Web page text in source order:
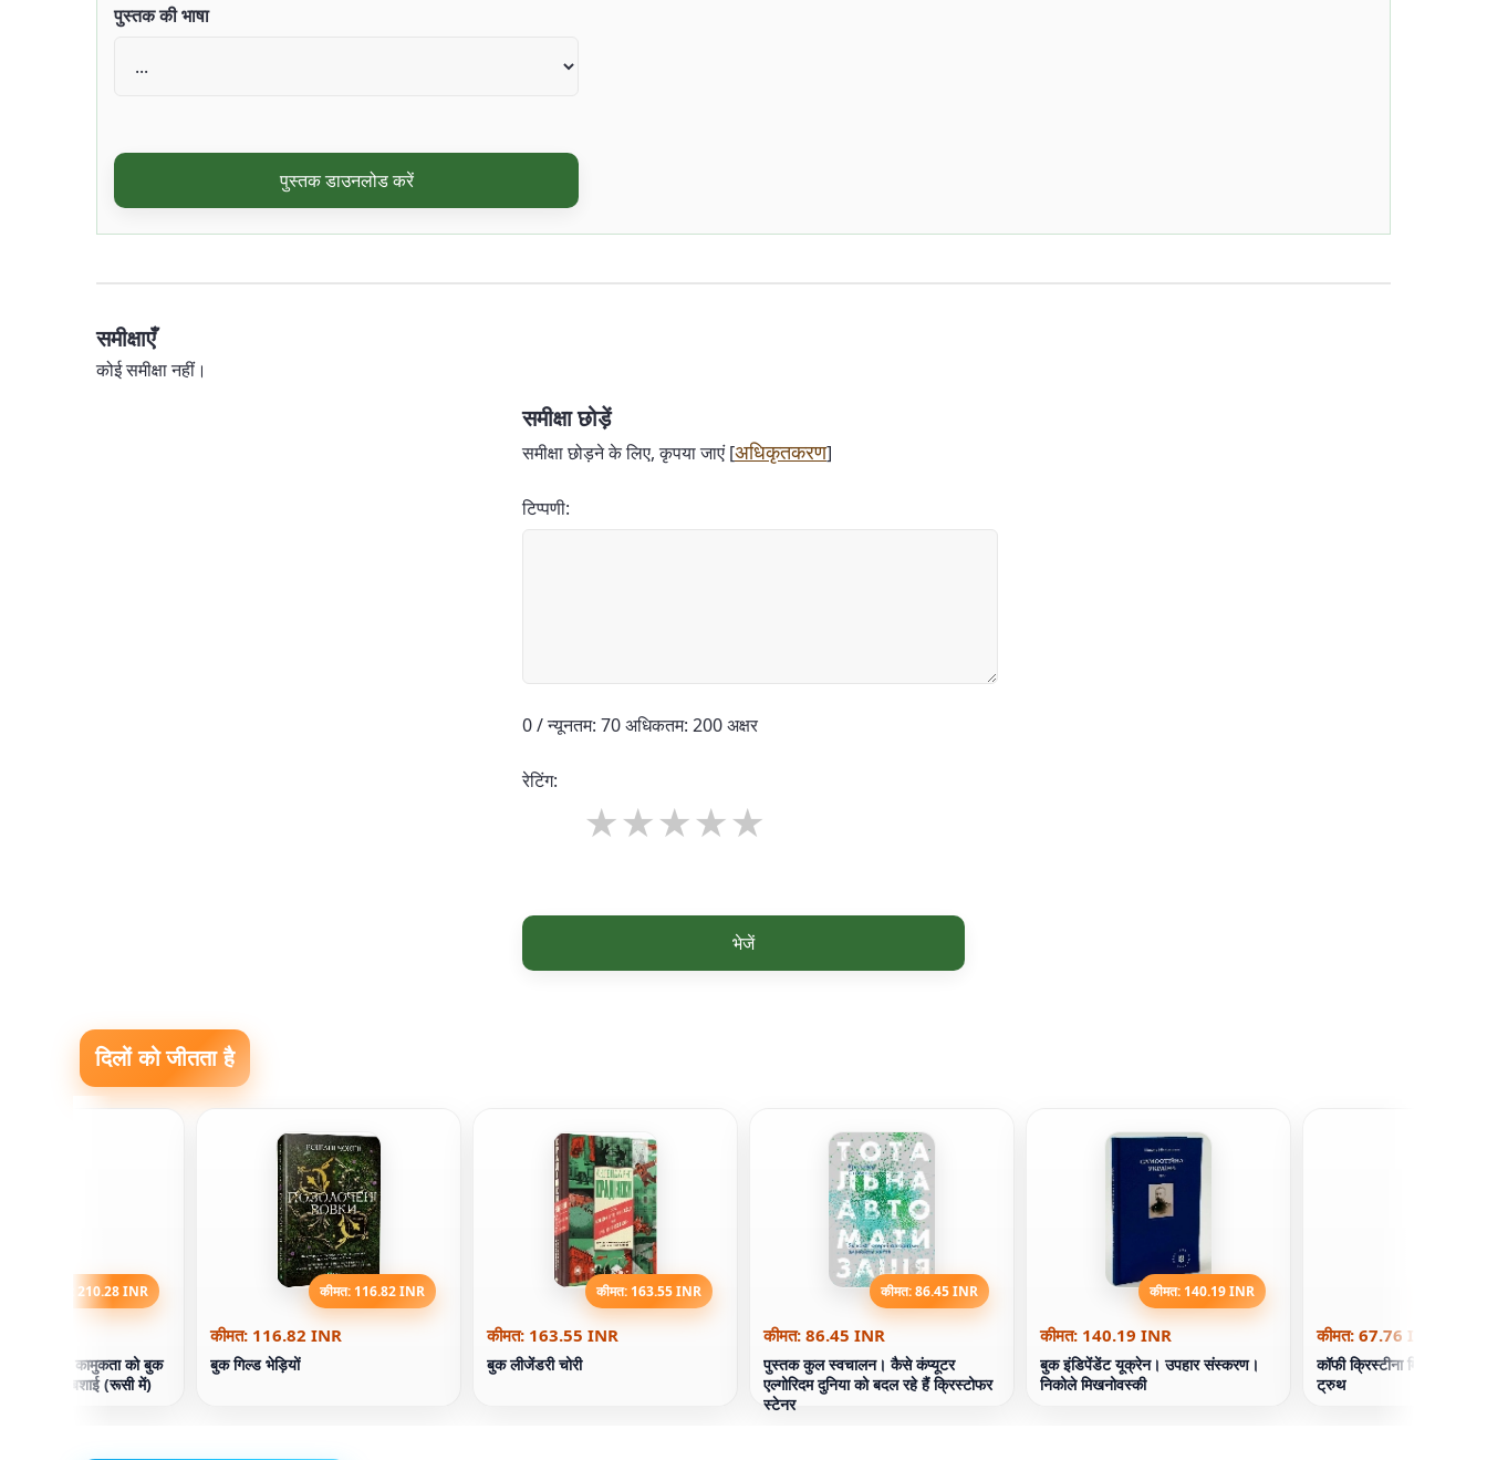
पुस्तक की भाषा
पुस्तक डाउनलोड करें
समीक्षाएँ
कोई समीक्षा नहीं।
समीक्षा छोड़ें
समीक्षा छोड़ने के लिए, कृपया जाएं [अधिकृतकरण]
टिप्पणी:
0 / न्यूनतम: 70 अधिकतम: 200 अक्षर
रेटिंग:
भेजें
दिलों को जीतता है
कीमत: 210.28 INR
और कामुकता को बुक
और एफिम शबशाई (रूसी में)
कीमत: 116.82 INR
कीमत: 116.82 INR
बुक गिल्ड भेड़ियों
कीमत: 163.55 INR
कीमत: 163.55 INR
बुक लीजेंडरी चोरी
कीमत: 86.45 INR
कीमत: 86.45 INR
पुस्तक कुल स्वचालन। कैसे कंप्यूटर
एल्गोरिदम दुनिया को बदल रहे हैं क्रिस्टोफर
स्टेनर
कीमत: 140.19 INR
कीमत: 140.19 INR
बुक इंडिपेंडेंट यूक्रेन। उपहार संस्करण।
निकोले मिखनोवस्की
कीमत: 67.76 INR
कॉफी क्रिस्टीना मिशेल के
ट्रुथ